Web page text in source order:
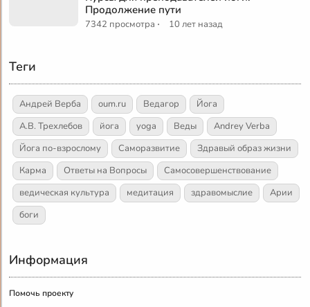
Продолжение пути
7342 просмотра · 10 лет назад
Теги
Андрей Верба oum.ru Ведагор
Йога
А.В. Трехлебов
йога yoga Веды
Andrey Verba
Йога по-взрослому
Саморазвитие
Здравый образ жизни
Карма
Ответы на Вопросы
Самосовершенствование
ведическая культура
медитация здравомыслие
Арии
боги
Информация
Помочь проекту